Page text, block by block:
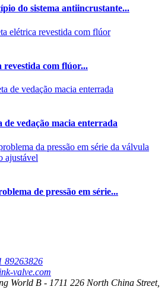
do sistema antiincrustante...
revestida com flúor...
de vedação macia enterrada
de pressão em série...
89263826
valve.com
World B - 1711 226 North China Street,